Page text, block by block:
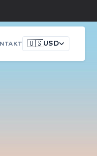
🇺🇸USD